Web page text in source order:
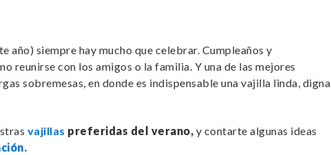
año) siempre hay mucho que celebrar. Cumpleaños y
reunirse con los amigos o la familia. Y una de las mejores
sobremesas, en donde es indispensable una vajilla linda, digna
vajillas preferidas del verano, y contarte algunas ideas